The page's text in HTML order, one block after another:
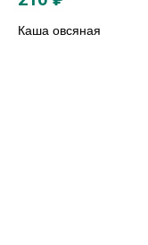
Каша овсяная